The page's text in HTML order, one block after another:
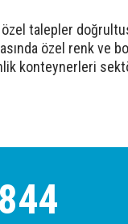
talepler
özel renk ve
konteynerleri